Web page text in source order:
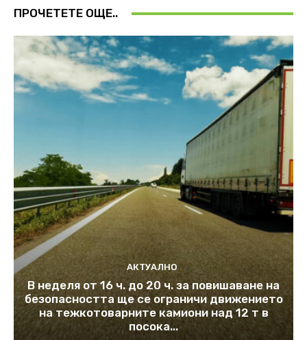
ПРОЧЕТЕТЕ ОЩЕ..
АКТУАЛНО
В неделя от 16 ч. до 20 ч. за повишаване на
безопасността ще се ограничи движението
на тежкотоварните камиони над 12 т в
посока...